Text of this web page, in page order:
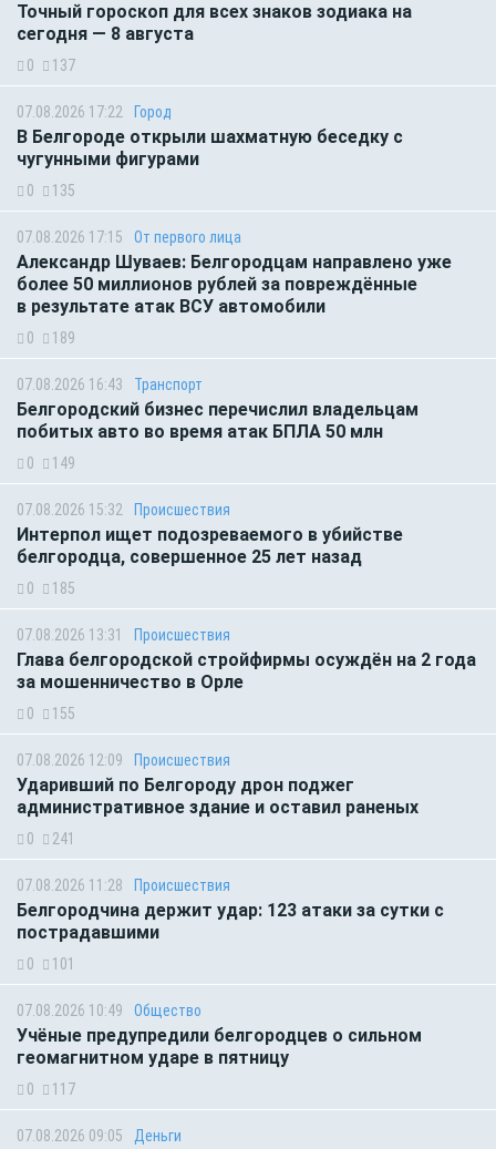
Точный гороскоп для всех знаков зодиака на
сегодня — 8 августа
0 137
07.08.2026 17:22 Город
В Белгороде открыли шахматную беседку с
чугунными фигурами
0 135
07.08.2026 17:15 От первого лица
Александр Шуваев: Белгородцам направлено уже
более 50 миллионов рублей за повреждённые
в результате атак ВСУ автомобили
0 189
07.08.2026 16:43 Транспорт
Белгородский бизнес перечислил владельцам
побитых авто во время атак БПЛА 50 млн
0 149
07.08.2026 15:32 Происшествия
Интерпол ищет подозреваемого в убийстве
белгородца, совершенное 25 лет назад
0 185
07.08.2026 13:31 Происшествия
Глава белгородской стройфирмы осуждён на 2 года
за мошенничество в Орле
0 155
07.08.2026 12:09 Происшествия
Ударивший по Белгороду дрон поджег
административное здание и оставил раненых
0 241
07.08.2026 11:28 Происшествия
Белгородчина держит удар: 123 атаки за сутки с
пострадавшими
0 101
07.08.2026 10:49 Общество
Учёные предупредили белгородцев о сильном
геомагнитном ударе в пятницу
0 117
07.08.2026 09:05 Деньги